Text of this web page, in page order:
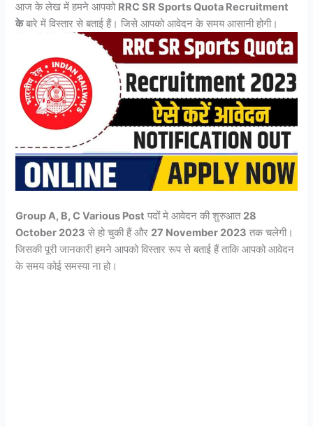
आज के लेख में हमने आपको RRC SR Sports Quota Recruitment
केबारे में विस्तार से बताई हैं। जिसे आपको आवेदन के समय आसानी होगी।
Group A, B, C Various Post पदों मे आवेदन की शुरुआत 28
October 2023 से हो चुकी हैं और 27 November 2023 तक चलेगी।
जिसकी पूरी जानकारी हमने आपको विस्तार रूप से बताई हैं ताकि आपको आवेदन
के समय कोई समस्या ना हो।